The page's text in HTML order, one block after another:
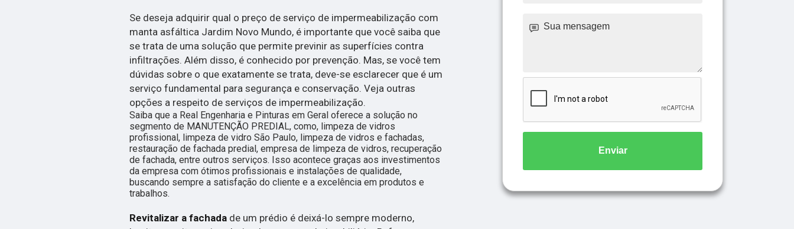
Se deseja adquirir qual o preço de serviço de impermeabilização com
manta asfáltica Jardim Novo Mundo, é importante que você saiba que
se trata de uma solução que permite previnir as superfícies contra
infiltrações. Além disso, é conhecido por prevenção. Mas, se você tem
dúvidas sobre o que exatamente se trata, deve-se esclarecer que é um
serviço fundamental para segurança e conservação. Veja outras
opções a respeito de serviços de impermeabilização.
Saiba que a Real Engenharia e Pinturas em Geral oferece a solução no
segmento de MANUTENÇÃO PREDIAL, como, limpeza de vidros
profissional, limpeza de vidro São Paulo, limpeza de vidros e fachadas,
restauração de fachada predial, empresa de limpeza de vidros, recuperação
de fachada, entre outros serviços. Isso acontece graças aos investimentos
da empresa com ótimos profissionais e instalações de qualidade,
buscando sempre a satisfação do cliente e a excelência em produtos e
trabalhos.
Revitalizar a fachada de um prédio é deixá-lo sempre moderno,
Enviar